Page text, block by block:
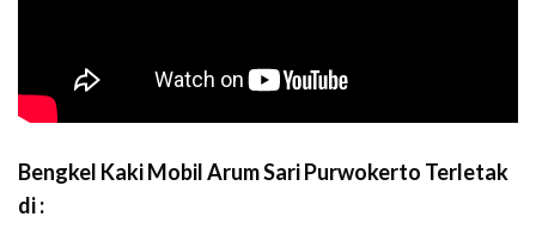
Bengkel Kaki Mobil Arum Sari Purwokerto Terletak
di :